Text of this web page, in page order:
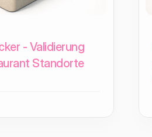
- Validierung
Standorte